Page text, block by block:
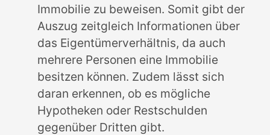
Immobilie zu beweisen. Somit gibt der
Auszug zeitgleich Informationen über
das Eigentümerverhältnis, da auch
mehrere Personen eine Immobilie
besitzen können. Zudem lässt sich
daran erkennen, ob es mögliche
Hypotheken oder Restschulden
gegenüber Dritten gibt.